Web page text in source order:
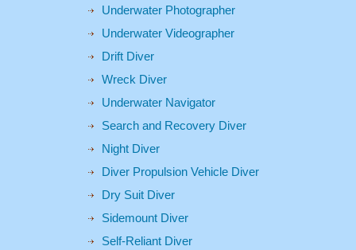
Underwater Photographer
Underwater Videographer
Drift Diver
Wreck Diver
Underwater Navigator
Search and Recovery Diver
Night Diver
Diver Propulsion Vehicle Diver
Dry Suit Diver
Sidemount Diver
Self-Reliant Diver